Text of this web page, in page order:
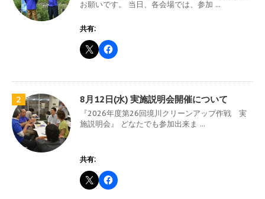
お願いです。 当日、各会場では、参加 ...
共有:
2 8月12日(水) 実施説明会開催について
『2026年度第26回境川クリーンアップ作戦 実
施説明会』 どなたでも参加出来ま ...
共有: